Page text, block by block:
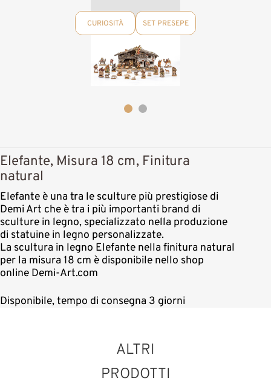
CURIOSITÀ SET PRESEPE
Elefante, Misura 18 cm, Finitura
natural
Elefante è una tra le sculture più prestigiose di
Demi Art che è tra i più importanti brand di
sculture in legno, specializzato nella produzione
di statuine in legno personalizzate.
La scultura in legno Elefante nella finitura natural
per la misura 18 cm è disponibile nello shop
online Demi-Art.com
Disponibile, tempo di consegna 3 giorni
ALTRI
PRODOTTI